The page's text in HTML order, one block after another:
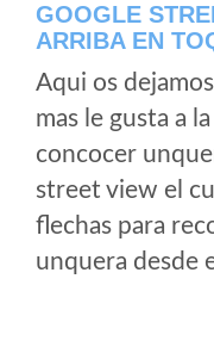
GOOGLE
ARRIBA EN
Aqui os
mas le gusta a
concocer
street view el
flechas para
unquera desde